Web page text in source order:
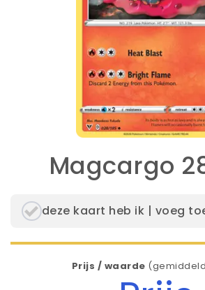
Magcargo
deze kaart heb ik | voeg
Prijs / waarde